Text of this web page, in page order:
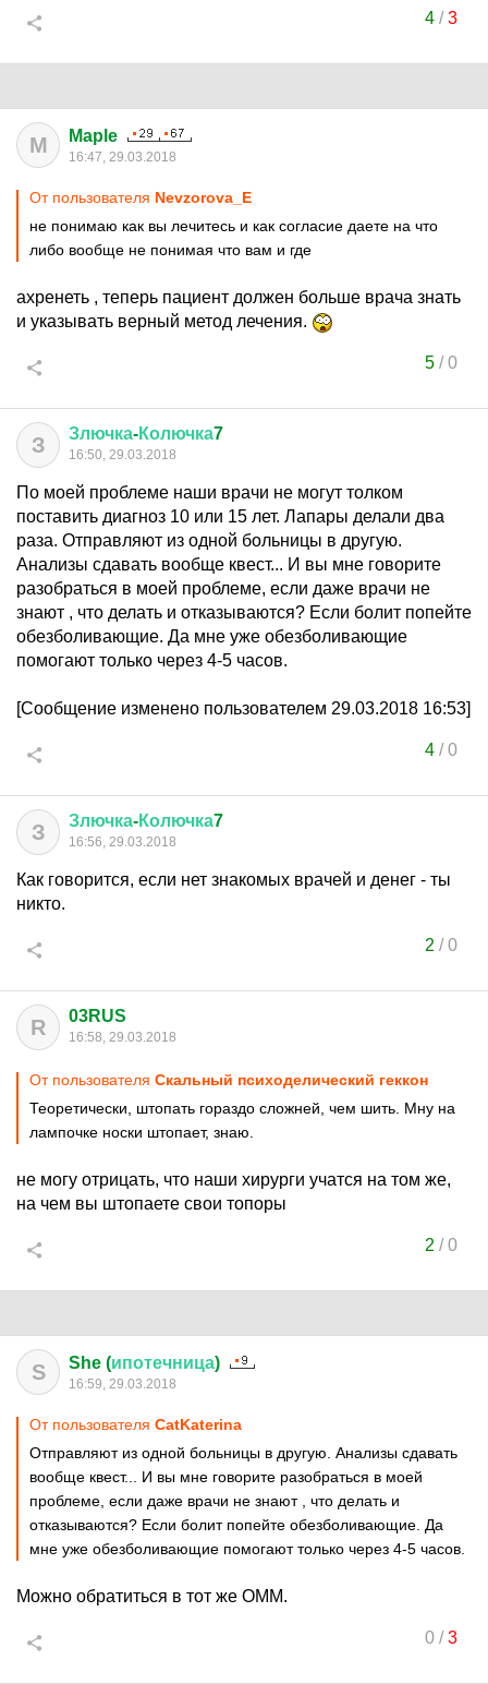
4/3
M Maple
16:47, 29.03.2018
От пользователя Nevzorova_E
не понимаю как вы лечитесь и как согласие даете на что
либо вообще не понимая что вам и где
ахренеть , теперь пациент должен больше врача знать
и указывать верный метод лечения.
5/0
З Злючка-Колючка7
16:50, 29.03.2018
По моей проблеме наши врачи не могут толком
поставить диагноз 10 или 15 лет. Лапары делали два
раза. Отправляют из одной больницы в другую.
Анализы сдавать вообще квест... И вы мне говорите
разобраться в моей проблеме, если даже врачи не
знают , что делать и отказываются? Если болит попейте
обезболивающие. Да мне уже обезболивающие
помогают только через 4-5 часов.
[Сообщение изменено пользователем 29.03.2018 16:53]
4/0
З Злючка-Колючка7
16:56, 29.03.2018
Как говорится, если нет знакомых врачей и денег - ты
никто.
2 /0
R 03RUS
16:58, 29.03.2018
От пользователя Скальный психоделический геккон
Теоретически, штопать гораздо сложней, чем шить. Мну на
лампочке носки штопает, знаю.
не могу отрицать, что наши хирурги учатся на том же,
на чем вы штопаете свои топоры
2 /0
S She (ипотечница)
16:59, 29.03.2018
От пользователя CatKaterina
Отправляют из одной больницы в другую. Анализы сдавать
вообще квест... И вы мне говорите разобраться в моей
проблеме, если даже врачи не знают , что делать и
отказываются? Если болит попейте обезболивающие. Да
мне уже обезболивающие помогают только через 4-5 часов.
Можно обратиться в тот же ОММ.
0/3